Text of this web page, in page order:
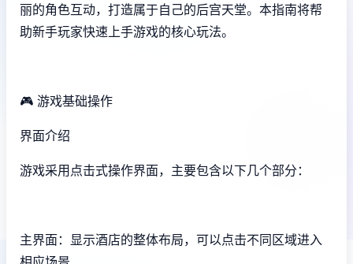
丽的角色互动，打造属于自己的后宫天堂。本指南将帮
助新手玩家快速上手游戏的核心玩法。
🎮 游戏基础操作
界面介绍
游戏采用点击式操作界面，主要包含以下几个部分：
主界面：显示酒店的整体布局，可以点击不同区域进入